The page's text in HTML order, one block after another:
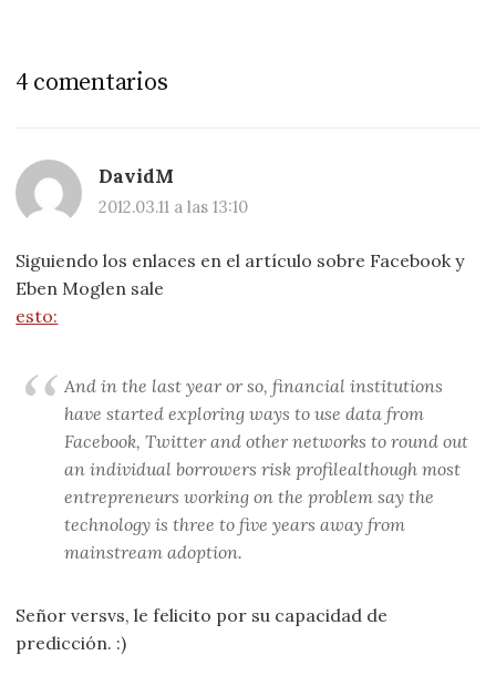
4 comentarios
DavidM
2012.03.11 a las 13:10
Siguiendo los enlaces en el artículo sobre Facebook y
Eben Moglen sale
esto:
And in the last year or so, financial institutions
have started exploring ways to use data from
Facebook, Twitter and other networks to round out
an individual borrowers risk profilealthough most
entrepreneurs working on the problem say the
technology is three to five years away from
mainstream adoption.
Señor versvs, le felicito por su capacidad de
predicción. :)